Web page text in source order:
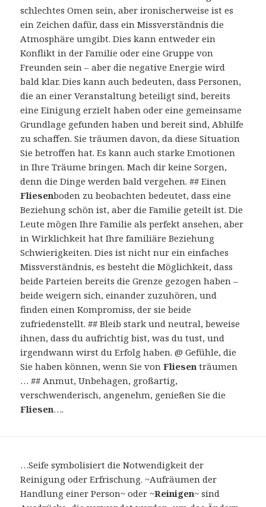
schlechtes Omen sein, aber ironischerweise ist es
ein Zeichen dafür, dass ein Missverständnis die
Atmosphäre umgibt. Dies kann entweder ein
Konflikt in der Familie oder eine Gruppe von
Freunden sein – aber die negative Energie wird
bald klar. Dies kann auch bedeuten, dass Personen,
die an einer Veranstaltung beteiligt sind, bereits
eine Einigung erzielt haben oder eine gemeinsame
Grundlage gefunden haben und bereit sind, Abhilfe
zu schaffen. Sie träumen davon, da diese Situation
Sie betroffen hat. Es kann auch starke Emotionen
in Ihre Träume bringen. Mach dir keine Sorgen,
denn die Dinge werden bald vergehen. ## Einen
Fliesenboden zu beobachten bedeutet, dass eine
Beziehung schön ist, aber die Familie geteilt ist. Die
Leute mögen Ihre Familie als perfekt ansehen, aber
in Wirklichkeit hat Ihre familiäre Beziehung
Schwierigkeiten. Dies ist nicht nur ein einfaches
Missverständnis, es besteht die Möglichkeit, dass
beide Parteien bereits die Grenze gezogen haben –
beide weigern sich, einander zuzuhören, und
finden einen Kompromiss, der sie beide
zufriedenstellt. ## Bleib stark und neutral, beweise
ihnen, dass du aufrichtig bist, was du tust, und
irgendwann wirst du Erfolg haben. @ Gefühle, die
Sie haben können, wenn Sie vonFliesen träumen
… ## Anmut, Unbehagen, großartig,
verschwenderisch, angenehm, genießen Sie die
Fliesen….
…Seife symbolisiert die Notwendigkeit der
Reinigung oder Erfrischung. ~Aufräumen der
Handlung einer Person~ oder ~Reinigen~ sind